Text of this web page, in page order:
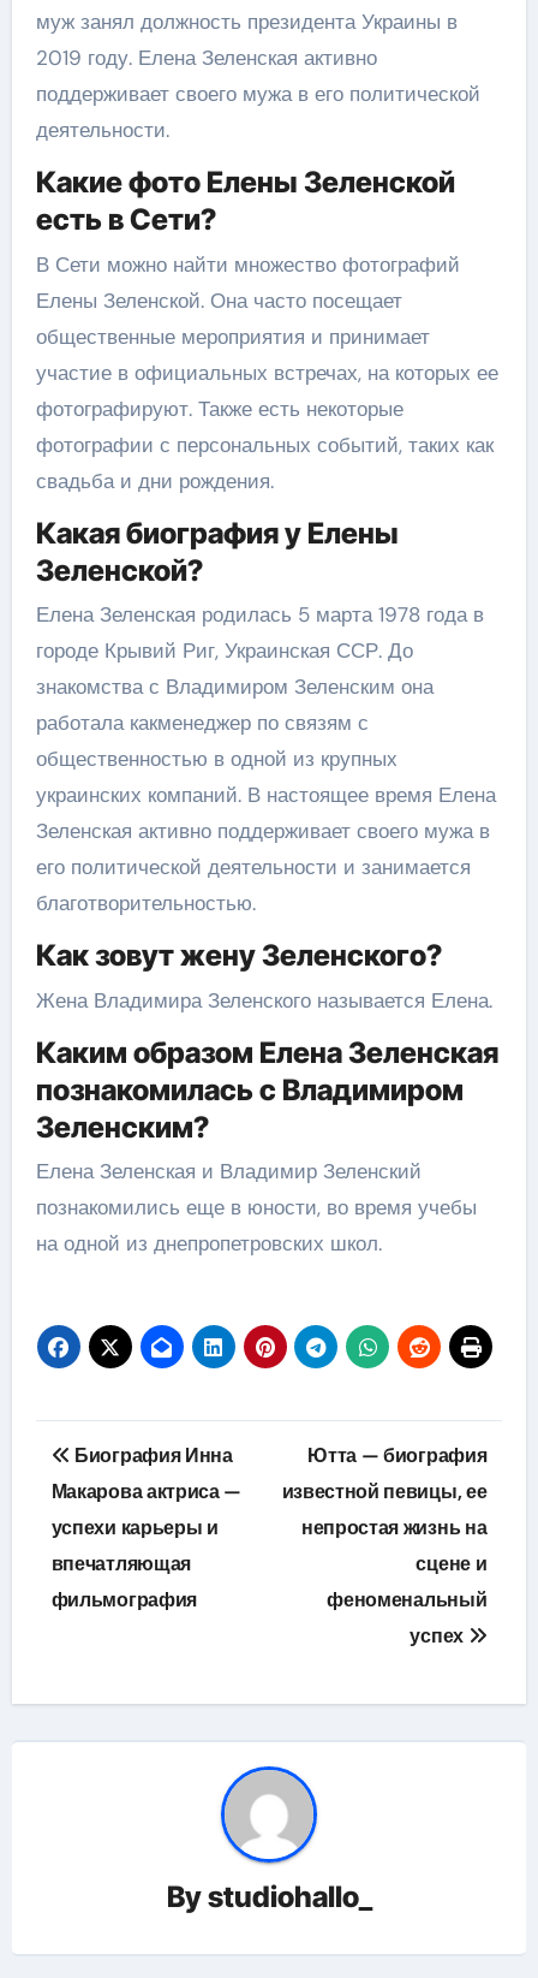
муж занял должность президента Украины в
2019 году. Елена Зеленская активно
поддерживает своего мужа в его политической
деятельности.
Какие фото Елены Зеленской
есть в Сети?
В Сети можно найти множество фотографий
Елены Зеленской. Она часто посещает
общественные мероприятия и принимает
участие в официальных встречах, на которых ее
фотографируют. Также есть некоторые
фотографии с персональных событий, таких как
свадьба и дни рождения.
Какая биография у Елены
Зеленской?
Елена Зеленская родилась 5 марта 1978 года в
городе Крывий Риг, Украинская ССР. До
знакомства с Владимиром Зеленским она
работала какменеджер по связям с
общественностью в одной из крупных
украинских компаний. В настоящее время Елена
Зеленская активно поддерживает своего мужа в
его политической деятельности и занимается
благотворительностью.
Как зовут жену Зеленского?
Жена Владимира Зеленского называется Елена.
Каким образом Елена Зеленская
познакомилась с Владимиром
Зеленским?
Елена Зеленская и Владимир Зеленский
познакомились еще в юности, во время учебы
на одной из днепропетровских школ.
Навигация
по
записям
Биография Инна
Макарова актриса —
успехи карьеры и
впечатляющая
фильмография
Ютта — биография
известной певицы, ее
непростая жизнь на
сцене и
феноменальный
успех
Bystudiohallo_